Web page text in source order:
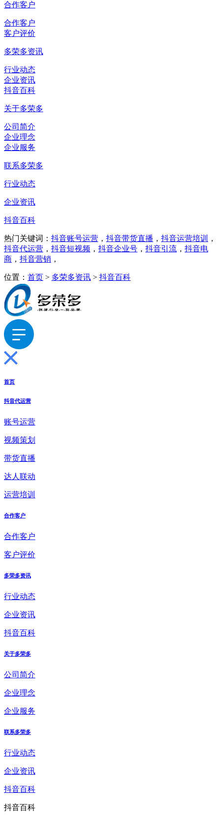
合作客户
合作客户
客户评价
多荣多资讯
行业动态
企业资讯
抖音百科
关于多荣多
公司简介
企业理念
企业服务
联系多荣多
行业动态
企业资讯
抖音百科
热门关键词： 抖音账号运营 ， 抖音带货直播 ， 抖音运营培训
，
抖音代运营 ， 抖音短视频 ， 抖音企业号 ， 抖音引流 ， 抖音电
商 ， 抖音营销 ，
位置： 首页 > 多荣多资讯 > 抖音百科
首页
抖音代运营
账号运营
视频策划
带货直播
达人联动
运营培训
合作客户
合作客户
客户评价
多荣多资讯
行业动态
企业资讯
抖音百科
关于多荣多
公司简介
企业理念
企业服务
联系多荣多
行业动态
企业资讯
抖音百科
抖音百科